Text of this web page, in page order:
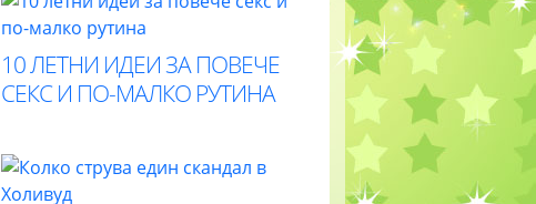
10 ЛЕТНИ ИДЕИ ЗА ПОВЕЧЕ
СЕКС И ПО-МАЛКО РУТИНА